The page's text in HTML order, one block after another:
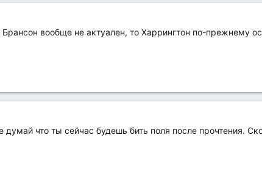
Брансон вообще не актуален, то Харрингтон по-прежнему
думай что ты сейчас будешь бить поля после прочтения.